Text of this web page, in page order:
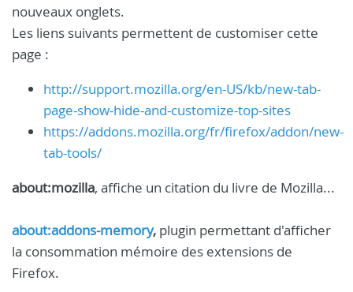
nouveaux onglets.
Les liens suivants permettent de customiser cette
page :
http://support.mozilla.org/en-US/kb/new-tab-
page-show-hide-and-customize-top-sites
https://addons.mozilla.org/fr/firefox/addon/new-
tab-tools/
about:mozilla, affiche un citation du livre de Mozilla...
about:addons-memory, plugin permettant d'afficher
la consommation mémoire des extensions de
Firefox.